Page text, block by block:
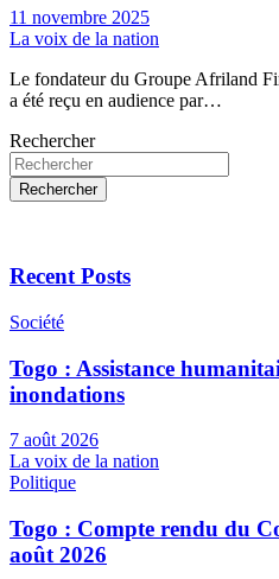
11 novembre 2025
La voix de la nation
Le fondateur du Groupe Afriland
a été reçu en audience par…
Rechercher
Rechercher
Recent Posts
Société
Togo : Assistance
inondations
7 août 2026
La voix de la nation
Politique
Togo : Compte rendu du
août 2026